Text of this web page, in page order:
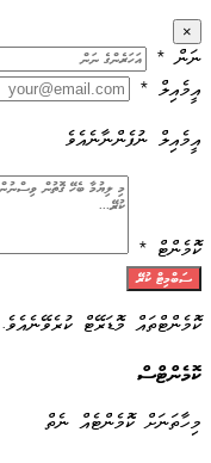
×
ނަން *
އީމެއިލް *
އީމެއިލް ނުފެންނާނެއެވެ
ކޮމެންޓް *
ސަބްމިޓް ކުރޭ
ކޮމެންޓްތައް މޮޑަރޭޓް ކުރެވޭނެއެވެ.
ކޮމެންޓްސް
މިހާތަނަށް ކޮމެންޓެއް ނެތް